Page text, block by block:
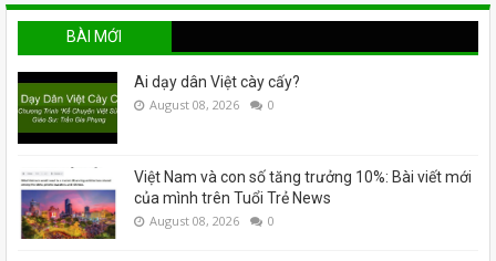
BÀI MỚI
Ai dạy dân Việt cày cấy?
August 08, 2026 0
Việt Nam và con số tăng trưởng 10%: Bài viết mới
của mình trên Tuổi Trẻ News
August 08, 2026 0